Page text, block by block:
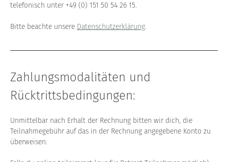
telefonisch unter +49 (0) 151 50 54 26 15.
Bitte beachte unsere Datenschutzerklärung.
Zahlungsmodalitäten und
Rücktrittsbedingungen:
Unmittelbar nach Erhalt der Rechnung bitten wir dich, die
Teilnahmegebühr auf das in der Rechnung angegebene Konto zu
überweisen.